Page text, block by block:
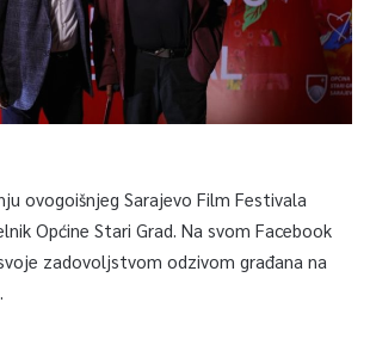
ovogoišnjeg Sarajevo Film Festivala
Općine Stari Grad. Na svom Facebook
zadovoljstvom odzivom građana na